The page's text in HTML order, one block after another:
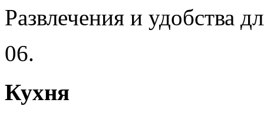
Развлечения и удобства
06.
Кухня